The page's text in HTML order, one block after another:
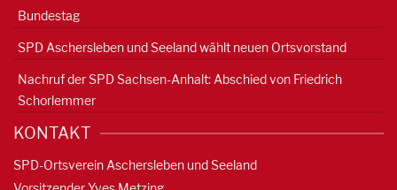
Bundestag
SPD Aschersleben und Seeland wählt neuen Ortsvorstand
Nachruf der SPD Sachsen-Anhalt: Abschied von Friedrich
Schorlemmer
KONTAKT
SPD-Ortsverein Aschersleben und Seeland